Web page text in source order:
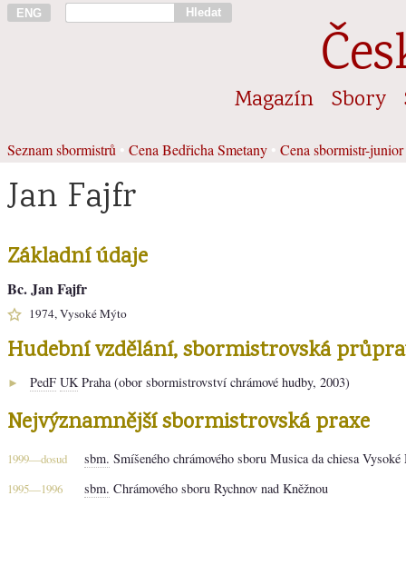
ENG Hledat
Magazín Sbory
Seznam sbormistrů Cena Bedřicha Smetany Cena sbormistr-junior
Jan Fajfr
Základní údaje
Bc. Jan Fajfr
1974, Vysoké Mýto
Hudební vzdělání, sbormistrovská
► PedF UK Praha (obor sbormistrovství chrámové hudby, 2003)
Nejvýznamnější sbormistrovská praxe
1999—dosud sbm. Smíšeného chrámového sboru Musica da chiesa
1995—1996 sbm. Chrámového sboru Rychnov nad Kněžnou